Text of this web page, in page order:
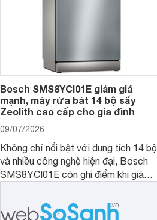
Bosch SMS8YCI01E giảm giá
mạnh, máy rửa bát 14 bộ sấy
Zeolith cao cấp cho gia đình
09/07/2026
Không chỉ nổi bật với dung tích 14 bộ
và nhiều công nghệ hiện đại, Bosch
SMS8YCI01E còn ghi điểm khi giá
thời điểm mới mở bán, mang lại tỷ lệ
giá trị/chi phí hấp dẫn hơn cho người